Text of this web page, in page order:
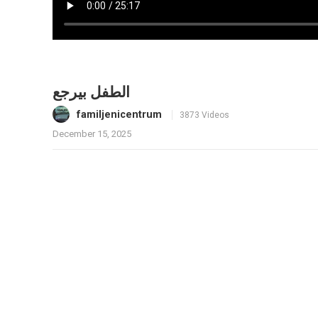
الطفل بيرجع
familjenicentrum 3873 Videos
December 15, 2025